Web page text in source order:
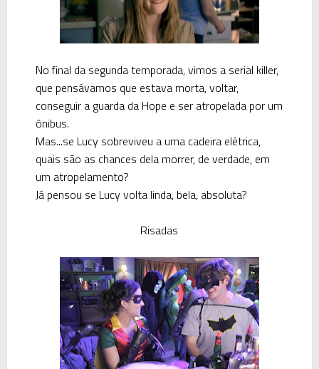
No final da segunda temporada, vimos a serial killer,
que pensávamos que estava morta, voltar,
conseguir a guarda da Hope e ser atropelada por um
ônibus.
Mas...se Lucysobreviveu a uma cadeira elétrica,
quais são as chances dela morrer, de verdade, em
um atropelamento?
Já pensou se Lucyvolta linda, bela, absoluta?
Risadas